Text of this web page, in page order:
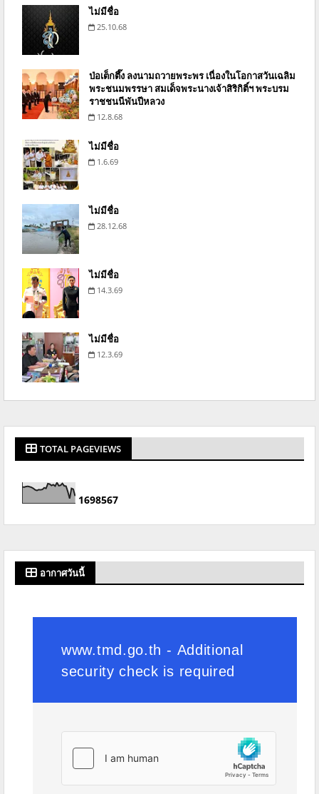
ไม่มีชื่อ
25.10.68
ป่อเต็กตึ๊ง ลงนามถวายพระพร เนื่องในโอกาสวันเฉลิม
พระชนมพรรษา สมเด็จพระนางเจ้าสิริกิติ์ฯ พระบรม
ราชชนนีพันปีหลวง
12.8.68
ไม่มีชื่อ
1.6.69
ไม่มีชื่อ
28.12.68
ไม่มีชื่อ
14.3.69
ไม่มีชื่อ
12.3.69
TOTAL PAGEVIEWS
1698567
อากาศวันนี้